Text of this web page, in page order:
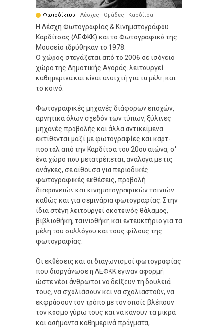
Φωτοδίκτυο · Λέσχες - Ομάδες · Καρδίτσα
Η Λέσχη Φωτογραφίας & Κινηματογράφου
Καρδίτσας (ΛΕΦΚΚ) και το Φωτογραφικό της
Μουσείο ιδρύθηκαν το 1978.
Ο χώρος στεγάζεται από το 2006 σε ισόγειο
χώρο της Δημοτικής Αγοράς, λειτουργεί
καθημερινά και είναι ανοιχτή για τα μέλη και
το κοινό.
Φωτογραφικές μηχανές διάφορων εποχών,
αρνητικά όλων σχεδόν των τύπων, ξύλινες
μηχανές προβολής και άλλα αντικείμενα
εκτίθενται μαζί με φωτογραφίες και καρτ-
ποστάλ από την Καρδίτσα του 20ου αιώνα, σ'
ένα χώρο που μετατρέπεται, ανάλογα με τις
ανάγκες, σε αίθουσα για περιοδικές
φωτογραφικές εκθέσεις, προβολή
διαφανειών και κινηματογραφικών ταινιών
καθώς και για σεμινάρια φωτογραφίας. Στην
ίδια στέγη λειτουργεί σκοτεινός θάλαμος,
βιβλιοθήκη, ταινιοθήκη και εντευκτήριο για τα
μέλη του συλλόγου και τους φίλους της
φωτογραφίας.
Οι εκθέσεις και οι διαγωνισμοί φωτογραφίας
που διοργάνωσε η ΛΕΦΚΚ έγιναν αφορμή
ώστε νέοι άνθρωποι να δείξουν τη δουλειά
τους, να σχολιάσουν και να σχολιαστούν, να
εκφράσουν τον τρόπο με τον οποίο βλέπουν
τον κόσμο γύρω τους και να κάνουν τα μικρά
και ασήμαντα καθημερινά πράγματα,